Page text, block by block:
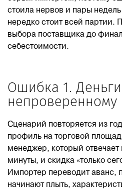
стоила нервов и пары
нередко стоит всей партии.
выбора поставщика до
себестоимости.
Ошибка 1.
непроверенному
Сценарий повторяется из
профиль на торговой
менеджер, который отвечает
минуты, и скидка «только
Импортер переводит аванс,
начинают плыть,